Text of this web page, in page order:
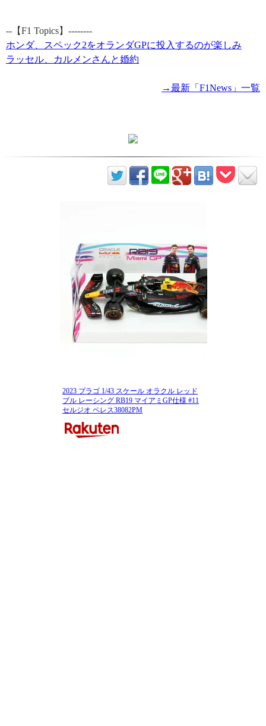
--【F1 Topics】--------
ホンダ、スペック2をオランダGPに投入するのが楽しみ
ラッセル、カルメンさんと婚約
→最新「F1News」一覧
2023 ブラゴ 1/43 スケール オラクル レッド
ブル レーシング RB19 マイアミGP仕様 #11
セルジオ ペレス38082PM